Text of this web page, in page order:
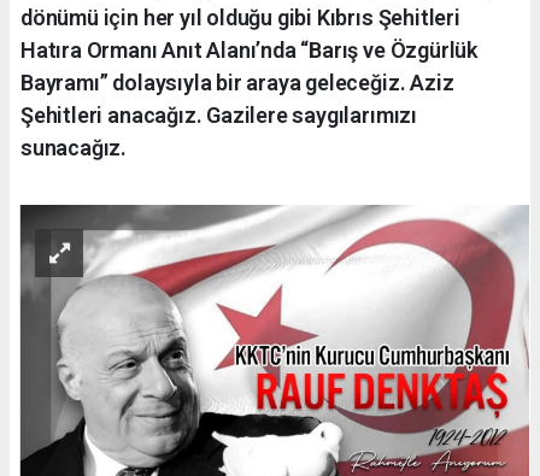
dönümü için her yıl olduğu gibi Kıbrıs Şehitleri
Hatıra Ormanı Anıt Alanı’nda “Barış ve Özgürlük
Bayramı” dolaysıyla bir araya geleceğiz. Aziz
Şehitleri anacağız. Gazilere saygılarımızı
sunacağız.